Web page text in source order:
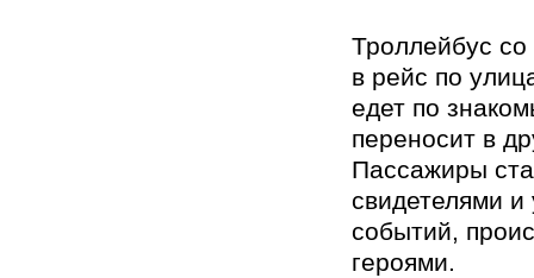
Троллейбус
в рейс по
едет по
переносит в
Пассажиры
свидетелями и
событий,
героями.